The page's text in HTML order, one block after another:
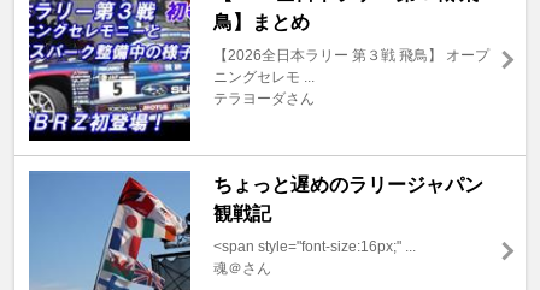
鳥】まとめ
【2026全日本ラリー 第３戦 飛鳥】 オープ
ニングセレモ ...
テラヨーダさん
ちょっと遅めのラリージャパン
観戦記
<span style="font-size:16px;" ...
魂＠さん